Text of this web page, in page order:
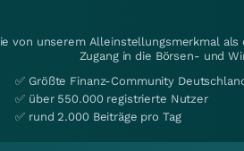
von unserem Alleinstellungsmerkmal
Zugang in die Börsen- und
✅ Größte Finanz-Community
✅ über 550.000 registrierte Nutzer
✅ rund 2.000 Beiträge pro Tag